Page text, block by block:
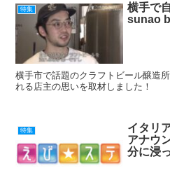
特集
横手で
sunao
横手市で話題のクラフトビール醸造
れる店主の思いを取材しました！
特集
イタリ
アナウ
分に浸